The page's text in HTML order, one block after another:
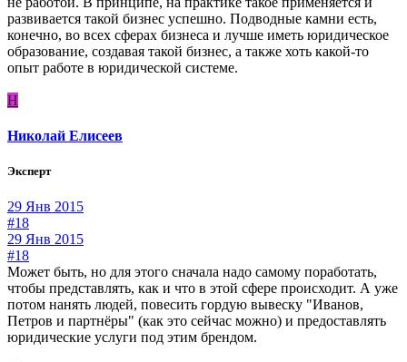
развивается такой бизнес успешно. Подводные камни есть,
конечно, во всех сферах бизнеса и лучше иметь юридическое
образование, создавая такой бизнес, а также хоть какой-то
опыт работе в юридической системе.
Н
Николай Елисеев
Эксперт
29 Янв 2015
#18
29 Янв 2015
#18
Может быть, но для этого сначала надо самому поработать,
чтобы представлять, как и что в этой сфере происходит. А уже
потом нанять людей, повесить гордую вывеску "Иванов,
Петров и партнёры" (как это сейчас можно) и предоставлять
юридические услуги под этим брендом.